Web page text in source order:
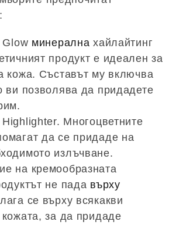
:
минерална хайлайтинг
продукт е идеален за
кожа. Съставът му включва
ви позволява да придадете
Многоцветните
да се придаде на
излъчване.
на кремообразната
не пада върху
се върху всякакви
кожата, за да придаде